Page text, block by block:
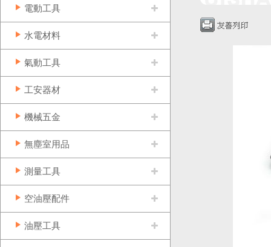
電動工具
水電材料
氣動工具
工安器材
機械五金
無塵室用品
測量工具
空油壓配件
油壓工具